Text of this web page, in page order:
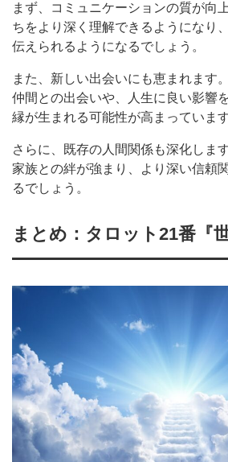
まず、コミュニケーションの質が向
ちをより深く理解できるようになり
伝えられるようになるでしょう。
また、新しい出会いにも恵まれます
仲間との出会いや、人生に良い影響
縁が生まれる可能性が高まっています
さらに、既存の人間関係も深化しま
家族との絆が強まり、より深い信頼
るでしょう。
まとめ：タロット21番『